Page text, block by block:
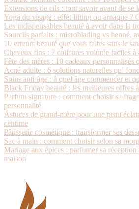
Extensions de cils : tout savoir avant de se
Yoga du visage : effet lifting ou arnaque ?
Les indispensables beauté à avoir dans la
Sourcils parfaits : microblading vs henné,
10 erreurs beauté que vous faites sans le
Cheveux fins : 7 coiffures volume faciles à
Fête des mères : 10 cadeaux
Acné adulte : 6 solutions naturelles qui
Soins anti-âge : à quel âge commencer et
Black Friday beauté : les meilleures offres
Parfum signature : comment choisir sa
personnalité
Astuces de grand-mère pour une peau
centime
Pâtisserie cosmétique : transformer ses
Sac à main : comment choisir selon sa
Mariage aux épices : parfumer sa réception
maison